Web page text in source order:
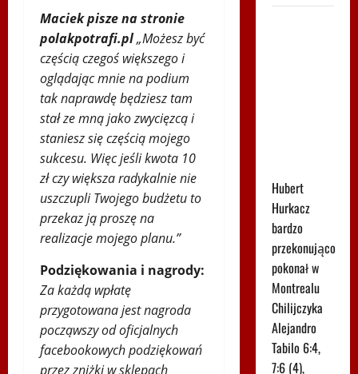
Maciek pisze na stronie
polakpotrafi.pl„Możesz być
częścią czegoś większego i
oglądając mnie na podium
tak naprawdę będziesz tam
stał ze mną jako zwycięzcą i
staniesz się częścią mojego
sukcesu. Więc jeśli kwota 10
zł czy większa radykalnie nie
uszczupli Twojego budżetu to
przekaz ją proszę na
realizacje mojego planu.”
Podziękowania i nagrody:
Za każdą wpłatę
przygotowana jest nagroda
począwszy od oficjalnych
facebookowych podziękowań
przez zniżki w sklepach
Hubert
Hurkacz
bardzo
przekonująco
pokonał w
Montrealu
Chilijczyka
Alejandro
Tabilo 6:4,
7:6 (4),